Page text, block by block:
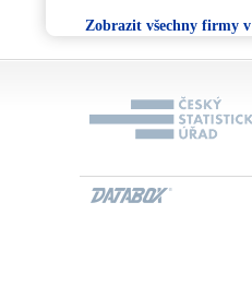
Zobrazit všechny firmy